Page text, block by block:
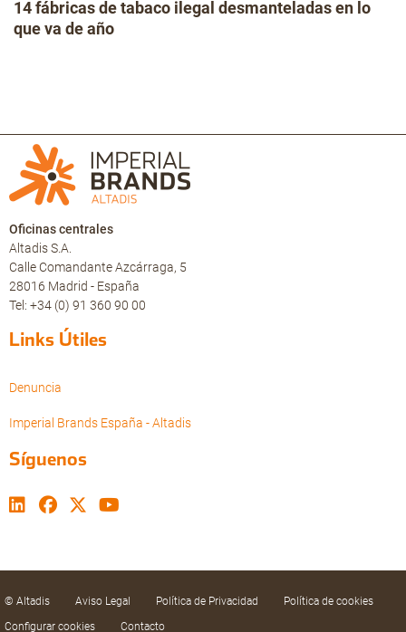
14 fábricas de tabaco ilegal desmanteladas en lo
que va de año
Oficinas centrales
Altadis S.A.
Calle Comandante Azcárraga, 5
28016 Madrid - España
Tel: +34 (0) 91 360 90 00
Links Útiles
Denuncia
Imperial Brands España - Altadis
Síguenos
© Altadis Aviso Legal Política de Privacidad
Política de cookies
Configurar cookies
Contacto